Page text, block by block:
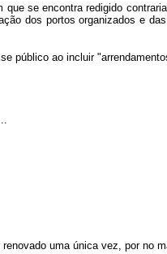
se encontra redigido
dos portos organizados e
público ao incluir
uma única vez, por no